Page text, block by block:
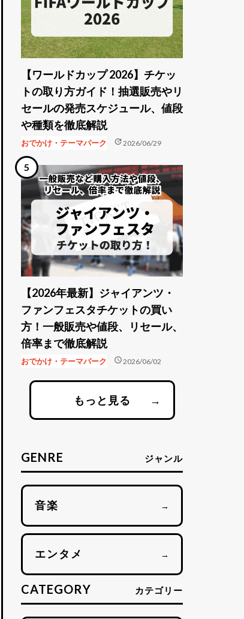
【ワールドカップ 2026】チケッ
トの取り方ガイド！抽選販売やリ
セールの発売スケジュール、値段
や種類を徹底解説
おでかけ・テーマパーク update2026/06/29
【2026年最新】ジャイアンツ・
ファンフェスタチケットの買い
方！一般販売や値段、リセール、
倍率まで徹底解説
おでかけ・テーマパーク schedule2026/06/02
もっと見る →
GENRE ジャンル
音楽 →
エンタメ →
CATEGORY カテゴリー